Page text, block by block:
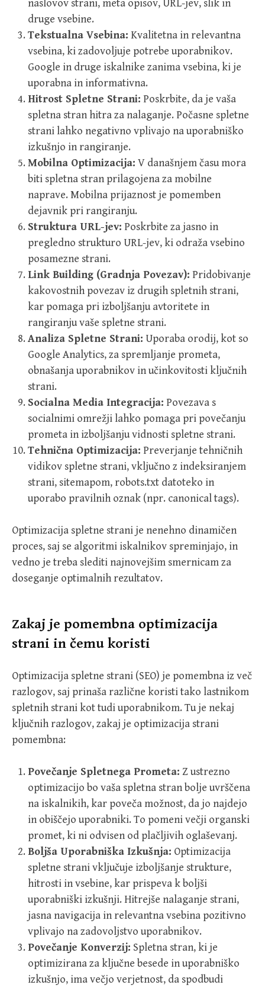
naslovov strani, meta opisov, URL-jev, slik in
druge vsebine.
Tekstualna Vsebina: Kvalitetna in relevantna
vsebina, ki zadovoljuje potrebe uporabnikov.
Google in druge iskalnike zanima vsebina, ki je
uporabna in informativna.
Hitrost Spletne Strani: Poskrbite, da je vaša
spletna stran hitra za nalaganje. Počasne spletne
strani lahko negativno vplivajo na uporabniško
izkušnjo in rangiranje.
Mobilna Optimizacija: V današnjem času mora
biti spletna stran prilagojena za mobilne
naprave. Mobilna prijaznost je pomemben
dejavnik pri rangiranju.
Struktura URL-jev: Poskrbite za jasno in
pregledno strukturo URL-jev, ki odraža vsebino
posamezne strani.
Link Building (Gradnja Povezav): Pridobivanje
kakovostnih povezav iz drugih spletnih strani,
kar pomaga pri izboljšanju avtoritete in
rangiranju vaše spletne strani.
Analiza Spletne Strani: Uporaba orodij, kot so
Google Analytics, za spremljanje prometa,
obnašanja uporabnikov in učinkovitosti ključnih
strani.
Socialna Media Integracija: Povezava s
socialnimi omrežji lahko pomaga pri povečanju
prometa in izboljšanju vidnosti spletne strani.
Tehnična Optimizacija: Preverjanje tehničnih
vidikov spletne strani, vključno z indeksiranjem
strani, sitemapom, robots.txt datoteko in
uporabo pravilnih oznak (npr. canonical tags).
Optimizacija spletne strani je nenehno dinamičen
proces, saj se algoritmi iskalnikov spreminjajo, in
vedno je treba slediti najnovejšim smernicam za
doseganje optimalnih rezultatov.
Zakaj je pomembna optimizacija
strani in čemu koristi
Optimizacija spletne strani (SEO) je pomembna iz več
razlogov, saj prinaša različne koristi tako lastnikom
spletnih strani kot tudi uporabnikom. Tu je nekaj
ključnih razlogov, zakaj je optimizacija strani
pomembna:
Povečanje Spletnega Prometa: Z ustrezno
optimizacijo bo vaša spletna stran bolje uvrščena
na iskalnikih, kar poveča možnost, da jo najdejo
in obiščejo uporabniki. To pomeni večji organski
promet, ki ni odvisen od plačljivih oglaševanj.
Boljša Uporabniška Izkušnja: Optimizacija
spletne strani vključuje izboljšanje strukture,
hitrosti in vsebine, kar prispeva k boljši
uporabniški izkušnji. Hitrejše nalaganje strani,
jasna navigacija in relevantna vsebina pozitivno
vplivajo na zadovoljstvo uporabnikov.
Povečanje Konverzij: Spletna stran, ki je
optimizirana za ključne besede in uporabniško
izkušnjo, ima večjo verjetnost, da spodbudi